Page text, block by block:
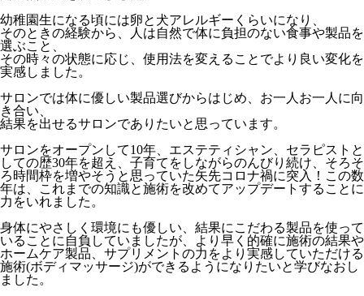
幼稚園生になる頃には卵と犬アレルギーくらいになり、
そのときの経験から、人は自然で体に負担のない食事や製品を
選ぶこと、
その時々の状態に応じ、使用法を変えることでより良い変化を
実感しました。
サロンでは体に優しい製品選びからはじめ、お一人お一人に向
き合い、
結果を出せるサロンでありたいと思っています。
サロンをオープンして10年、エステティシャン、セラピストと
しての歴30年を超え、子育てをしながらのんびり続け、そろそ
ろ時間枠を増やそうと思っていた矢先コロナ禍に突入！この数
年は、これまでの知識と施術を改めてアップデートすることに
力をいれました。
身体にやさしく環境にも優しい、結果にこだわる製品を使って
いることに自負していましたが、より早く的確に施術の結果や
ホームケア製品、サプリメントの力をより実感していただける
施術(ボディマッサージ)ができるようになりたいと学びなおし
ました。